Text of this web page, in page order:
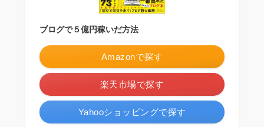
ブログで５億円稼いだ方法
Amazonで探す
楽天市場で探す
Yahooショッピングで探す